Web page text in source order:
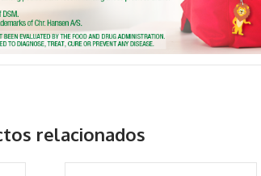
relacionados